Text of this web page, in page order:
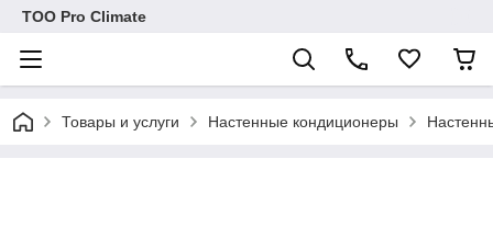
ТОО Pro Climate
Товары и услуги Настенные кондиционеры